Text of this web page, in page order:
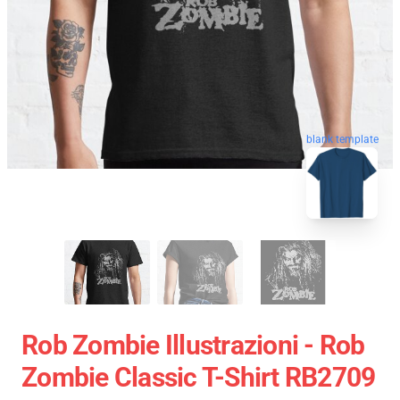
blank template
Rob Zombie Illustrazioni - Rob
Zombie Classic T-Shirt RB2709